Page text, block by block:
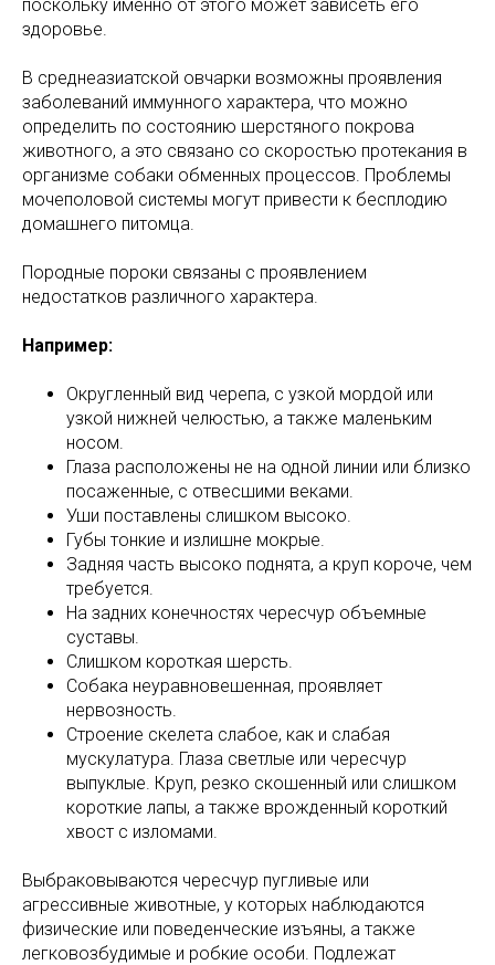
поскольку именно от этого может зависеть его
здоровье.
В среднеазиатской овчарки возможны проявления
заболеваний иммунного характера, что можно
определить по состоянию шерстяного покрова
животного, а это связано со скоростью протекания в
организме собаки обменных процессов. Проблемы
мочеполовой системы могут привести к бесплодию
домашнего питомца.
Породные пороки связаны с проявлением
недостатков различного характера.
Например:
Округленный вид черепа, с узкой мордой или
узкой нижней челюстью, а также маленьким
носом.
Глаза расположены не на одной линии или близко
посаженные, с отвесшими веками.
Уши поставлены слишком высоко.
Губы тонкие и излишне мокрые.
Задняя часть высоко поднята, а круп короче, чем
требуется.
На задних конечностях чересчур объемные
суставы.
Слишком короткая шерсть.
Собака неуравновешенная, проявляет
нервозность.
Строение скелета слабое, как и слабая
мускулатура. Глаза светлые или чересчур
выпуклые. Круп, резко скошенный или слишком
короткие лапы, а также врожденный короткий
хвост с изломами.
Выбраковываются чересчур пугливые или
агрессивные животные, у которых наблюдаются
физические или поведенческие изъяны, а также
легковозбудимые и робкие особи. Подлежат